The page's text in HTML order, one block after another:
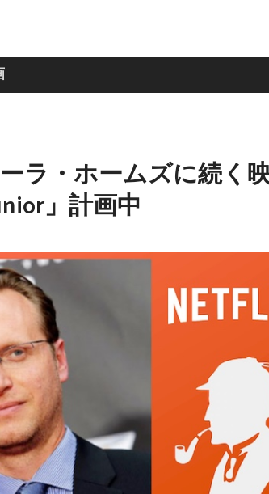
ラ・ホームズに続く
」計画中